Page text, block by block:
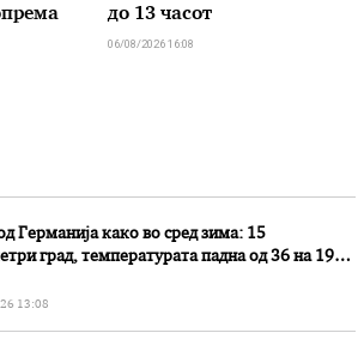
до 13 часот
06/08/2026 16:08
Германија како во сред зима: 15
град, температурата падна од 36 на 19
13:08